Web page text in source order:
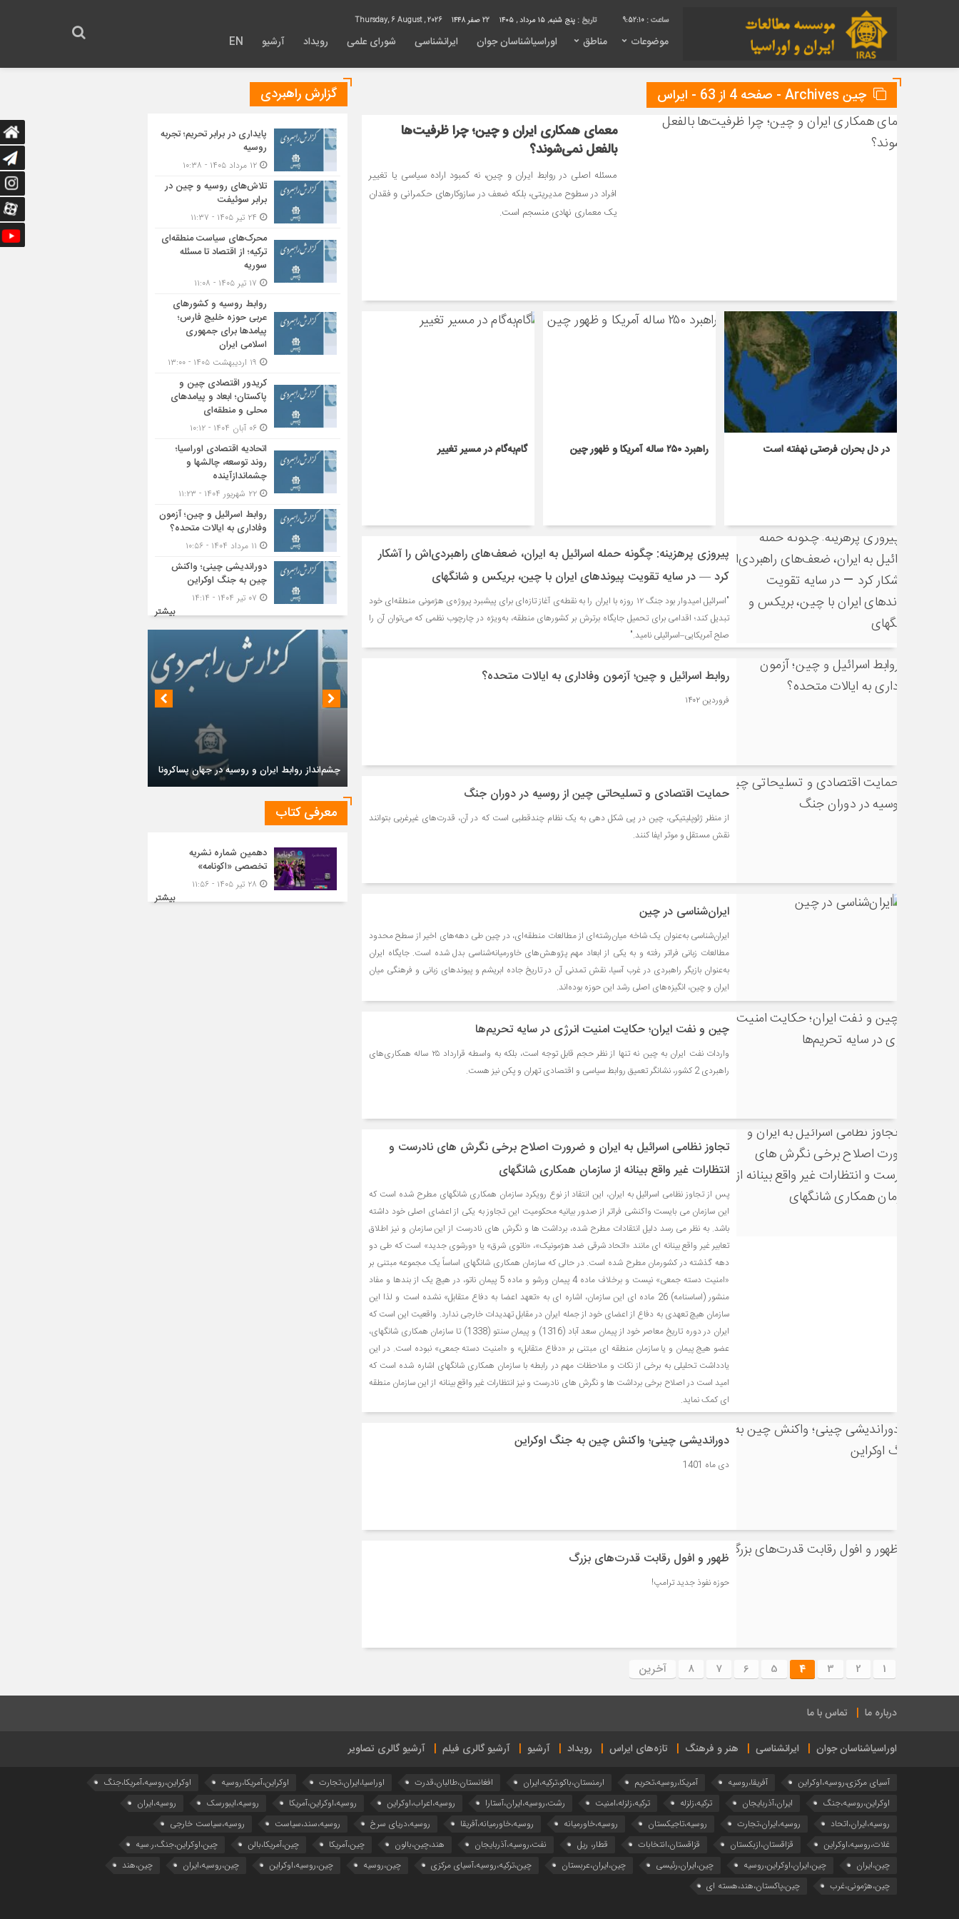
9:52:11 تاریخ : پنج شنبه, ۱۵ مرداد , ۱۴۰۵ 22 صفر 1448
موضوعات مناطق اوراسیاشناسان جوان ایرانشناسی شورای علمی رویداد آرشیو EN
چین Archives - صفحه 4 از 63 - ایراس
معمای همکاری ایران و چین؛ چرا ظرفیت‌ها
بالفعل نمی‌شوند؟
مسئله اصلی در روابط ایران و چین، نه کمبود اراده سیاسی یا تغییر
افراد در سطوح مدیریتی، بلکه ضعف در سازوکارهای حکمرانی و فقدان
یک معماری نهادی منسجم است.
در دل بحران فرصتی نهفته است راهبرد ۲۵۰ ساله آمریکا و ظهور چین گام‌به‌گام در مسیر تغییر
پیروزی پرهزینه: چگونه حمله اسرائیل به ایران، ضعف‌های راهبردی‌اش را آشکار
کرد — در سایه تقویت پیوندهای ایران با چین، بریکس و شانگهای
"اسرائیل امیدوار بود جنگ ۱۲ روزه با ایران را به نقطه‌ی آغاز تازه‌ای برای پیشبرد پروژه‌ی هژمونی منطقه‌ای خود
تبدیل کند؛ اقدامی برای تحمیل جایگاه برترش بر کشورهای منطقه، به‌ویژه در چارچوب نظمی که می‌توان آن را
صلح آمریکایی–اسرائیلی نامید."
روابط اسرائیل و چین؛ آزمون وفاداری به ایالات متحده؟
فروردین ۱۴۰۲
حمایت اقتصادی و تسلیحاتی چین از روسیه در دوران جنگ
از منظر ژئوپلیتیکی، چین در پی شکل دهی به یک نظام چندقطبی است که در آن، قدرت‌های غیرغربی بتوانند
نقش مستقل و موثر ایفا کنند.
ایران‌شناسی در چین
ایران‌شناسی به‌عنوان یک شاخه میان‌رشته‌ای از مطالعات منطقه‌ای، در چین طی دهه‌های اخیر از سطح محدود
مطالعات زبانی فراتر رفته و به یکی از ابعاد مهم پژوهش‌های خاورمیانه‌شناسی بدل شده است. جایگاه ایران
به‌عنوان بازیگر راهبردی در غرب آسیا، نقش تمدنی آن در تاریخ جاده ابریشم و پیوندهای زبانی و فرهنگی میان
ایران و چین، انگیزه‌های اصلی رشد این حوزه بوده‌اند.
چین و نفت ایران؛ حکایت امنیت انرژی در سایه تحریم‌ها
واردات نفت ایران به چین نه تنها از نظر حجم قابل توجه است، بلکه به واسطه قرارداد ۲۵ ساله همکاری‌های
راهبردی 2 کشور، نشانگر تعمیق روابط سیاسی و اقتصادی تهران و پکن نیز هست.
تجاوز نظامی اسرائیل به ایران و ضرورت اصلاح برخی نگرش های نادرست و
انتظارات غیر واقع بینانه از سازمان همکاری شانگهای
پس از تجاوز نظامی اسرائیل به ایران، این انتقاد از نوع رویکرد سازمان همکاری شانگهای مطرح شده است که
این سازمان می بایست واکنشی فراتر از صدور بیانیه محکومیت این تجاوز به یکی از اعضای اصلی خود داشته
باشد. به نظر می رسد دلیل انتقادات مطرح شده، برداشت ها و نگرش های نادرست از این سازمان و نیز اطلاق
تعابیر غیر واقع بینانه ای مانند «اتحاد شرقی ضد هژمونیک»، «ناتوی شرق» یا «ورشوی جدید» است که طی دو
دهه گذشته در کشورمان مطرح شده است. در حالی که سازمان همکاری شانگهای اساساً یک مجموعه مبتنی بر
«امنیت دسته جمعی» نیست و برخلاف ماده 4 پیمان ورشو و ماده 5 پیمان ناتو، در هیچ یک از بندها و مفاد
منشور (اساسنامه) 26 ماده ای این سازمان، اشاره ای به «تعهد اعضا به دفاع متقابل» نشده است و لذا این
سازمان هیچ تعهدی به دفاع از اعضای خود از جمله ایران در مقابل تهدیدات خارجی ندارد. واقعیت این است که
ایران در دوره تاریخ معاصر خود از پیمان سعد آباد (1316) و پیمان سنتو (1338) تا سازمان همکاری شانگهای،
عضو هیج پیمان و یا سازمان منطقه ای مبتنی بر «دفاع متقابل» و «امنیت دسته جمعی» نبوده است. در این
یادداشت تحلیلی به برخی از نکات و ملاحظات مهم در رابطه با سازمان همکاری شانگهای اشاره شده است که
امید است در اصلاح برخی برداشت ها و نگرش های نادرست و نیز انتظارات غیر واقع بینانه از این سازمان منطقه
ای کمک نماید.
دوراندیشی چینی؛ واکنش چین به جنگ اوکراین
دی ماه 1401
ظهور و افول رقابت قدرت‌های بزرگ
حوزه نفوذ جدید ترامپ!
1
2
3
4
5
6
7
8 آخرین
گزارش راهبردی
پایداری در برابر تحریم؛ تجربه
روسیه
تلاش‌های روسیه و چین در
برابر سوئیفت
محرک‌های سیاست منطقه‌‎ای
ترکیه؛ از اقتصاد تا مسئله
سوریه
روابط روسیه و کشورهای
عربی حوزه خلیج فارس؛
پیامدها برای جمهوری
اسلامی ایران
کریدور اقتصادی چین و
پاکستان؛ ابعاد و پیامدهای
محلی و منطقه‌ای
اتحادیه اقتصادی اوراسیا؛
روند توسعه، چالشها و
چشماندازآینده
روابط اسرائیل و چین؛ آزمون
وفاداری به ایالات متحده؟
دوراندیشی چینی؛ واکنش
چین به جنگ اوکراین
بیشتر
چشم‌انداز روابط ایران و روسیه در جهان پساکرونا
معرفی کتاب
دهمین شماره نشریه
تخصصی «اکونامه»
بیشتر
درباره ما تماس با ما
اوراسیاشناسان جوان ایرانشناسی هنر و فرهنگ تازه‌های ایراس رویداد آرشیو آرشیو گالری فیلم آرشیو گالری تصاویر
آسیای مرکزی،روسیه،اوکراین آفریقا،روسیه آمریکا،روسیه،تحریم ارمنستان،باکو،ترکیه،ایران افغانستان،طالبان،قدرت اوراسیا،ایران،تجارت اوکراین،آمریکا،روسیه
اوکراین،روسیه،آمریکا،جنگ
اوکراین،روسیه،جنگ
ایران،آذربایجان ترکیه،زلزله ترکیه،زلزله،امنیت رشت،روسیه،ایران،آستارا روسیه،اعراب،اوکراین روسیه،اوکراین،آمریکا روسیه،ایبورسک
روسیه،ایران
روسیه،ایران،اتحاد
روسیه،ایران،تجارت روسیه،تاجیکستان روسیه،خاورمیانه روسیه،خاورمیانه،آفریقا روسیه،دریای سرخ روسیه،سند،سیاست
روسیه،سیاست خارجی
غلات،روسیه،اوکراین
قزاقستان،ازبکستان قزاقستان،انتخابات قطار، ریل نفت،روسیه،آذربایجان هند،چین،بالون چین،آمریکا چین،آمریکا،بالن
چین،اوکراین،جنگ،ر.سیه
چین،ایران
چین،ایران،اوکراین،روسیه چین،ایران،رئیسی چین،ایران،عربستان چین،ترکیه،روسیه،آسیای مرکزی چین،روسیه چین،روسیه،اوکراین چین،روسیه،ایران
چین،هند
چین،هژمونی،غرب
چین،پاکستان،هند،هسته ای